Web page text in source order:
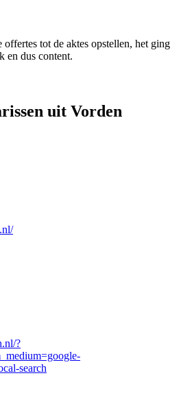
offertes tot de aktes opstellen, het ging
en dus content.
uit Vorden
?
search